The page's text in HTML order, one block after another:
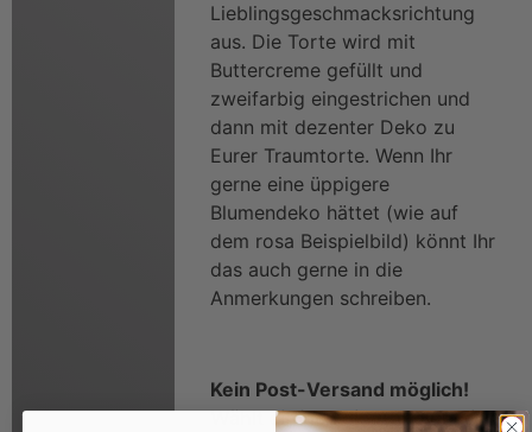
Lieblingsgeschmacksrichtung
aus. Die Torte wird mit
Buttercreme gefüllt und
zweifarbig eingestrichen und
dann mit dezenter Deko zu
Eurer Traumtorte. Wenn Ihr
gerne eine üppigere
Blumendeko hättet (wie auf
dem rosa Beispielbild) könnt Ihr
das auch gerne in die
Anmerkungen schreiben.
Kein Post-Versand möglich!
Wählt einfach die Abholung in